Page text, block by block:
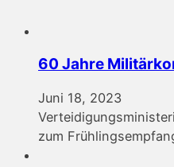
60 Jahre
Juni 18, 2023
zum